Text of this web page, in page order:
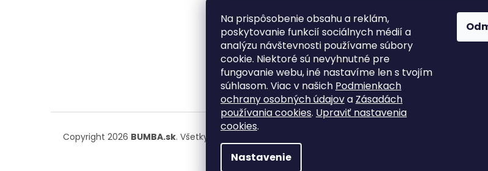
Na prispôsobenie obsahu a reklám,
poskytovanie funkcií sociálnych médií a
analýzu návštevnosti používame súbory
cookie. Niektoré sú nevyhnutné pre
fungovanie webu, iné nastavíme len s tvojím
súhlasom. Viac v našich Podmienkach
ochrany osobných údajova Zásadách
používania cookies. Upraviť nastavenia
cookies.
Nastavenie
Moja objednávka
Odstúpenie od zmluvy
Copyright 2026 BUMBA.sk. Všetky práva vyhradené.